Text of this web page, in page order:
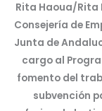
Rita Haoua/Rita
Consejería de
Junta de
cargo al
fomento del
subvención